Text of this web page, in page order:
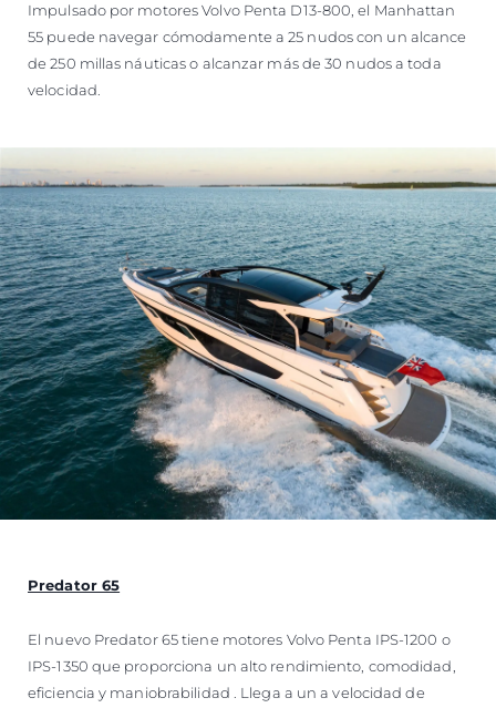
Impulsado por motores Volvo Penta D13-800, el Manhattan
55 puede navegar cómodamente a 25 nudos con un alcance
de 250 millas náuticas o alcanzar más de 30 nudos a toda
velocidad.
Predator 65
El nuevo Predator 65 tiene motores Volvo Penta IPS-1200 o
IPS-1350 que proporciona un alto rendimiento, comodidad,
eficiencia y maniobrabilidad . Llega a un a velocidad de